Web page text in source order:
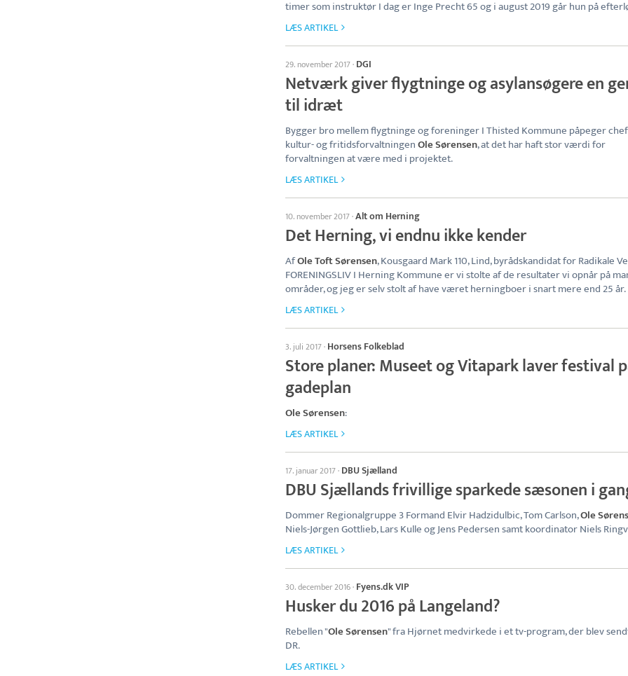
timer som instruktør I dag er Inge Precht 65 og i august 2019 går hun på
LÆS ARTIKEL
29. november 2017· DGI
Netværk giver flygtninge og asylansøgere en
til idræt
Bygger bro mellem flygtninge og foreninger I Thisted Kommune påpeger
kultur- og fritidsforvaltningenOle Sørensen, at det har haft stor værdi for
forvaltningen at være med i projektet.
LÆS ARTIKEL
10. november 2017·Alt om Herning
Det Herning, vi endnu ikke kender
AfOle Toft Sørensen, Kousgaard Mark 110, Lind, byrådskandidat for Radikale
FORENINGSLIV I Herning Kommune er vi stolte af de resultater vi opnår på
områder, og jeg er selv stolt af have været herningboer i snart mere end 25 år.
LÆS ARTIKEL
3. juli 2017· Horsens Folkeblad
Store planer: Museet og Vitapark laver festival
gadeplan
Ole Sørensen:
LÆS ARTIKEL
17. januar 2017· DBU Sjælland
DBU Sjællands frivillige sparkede sæsonen i
Dommer Regionalgruppe 3 Formand Elvir Hadzidulbic, Tom Carlson,Ole
Niels-Jørgen Gottlieb, Lars Kulle og Jens Pedersen samt koordinator Niels
LÆS ARTIKEL
30. december 2016· Fyens.dk VIP
Husker du 2016 på Langeland?
Rebellen "Ole Sørensen" fra Hjørnet medvirkede i et tv-program, der blev
DR.
LÆS ARTIKEL